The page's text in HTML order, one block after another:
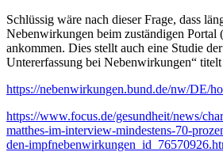
Schlüssig wäre nach dieser Frage, dass
Nebenwirkungen beim zuständigen
ankommen. Dies stellt auch eine Studie
Untererfassung bei Nebenwirkungen“
https://nebenwirkungen.bund.de/nw/DE/
https://www.focus.de/gesundheit/news/
matthes-im-interview-mindestens-70-
den-